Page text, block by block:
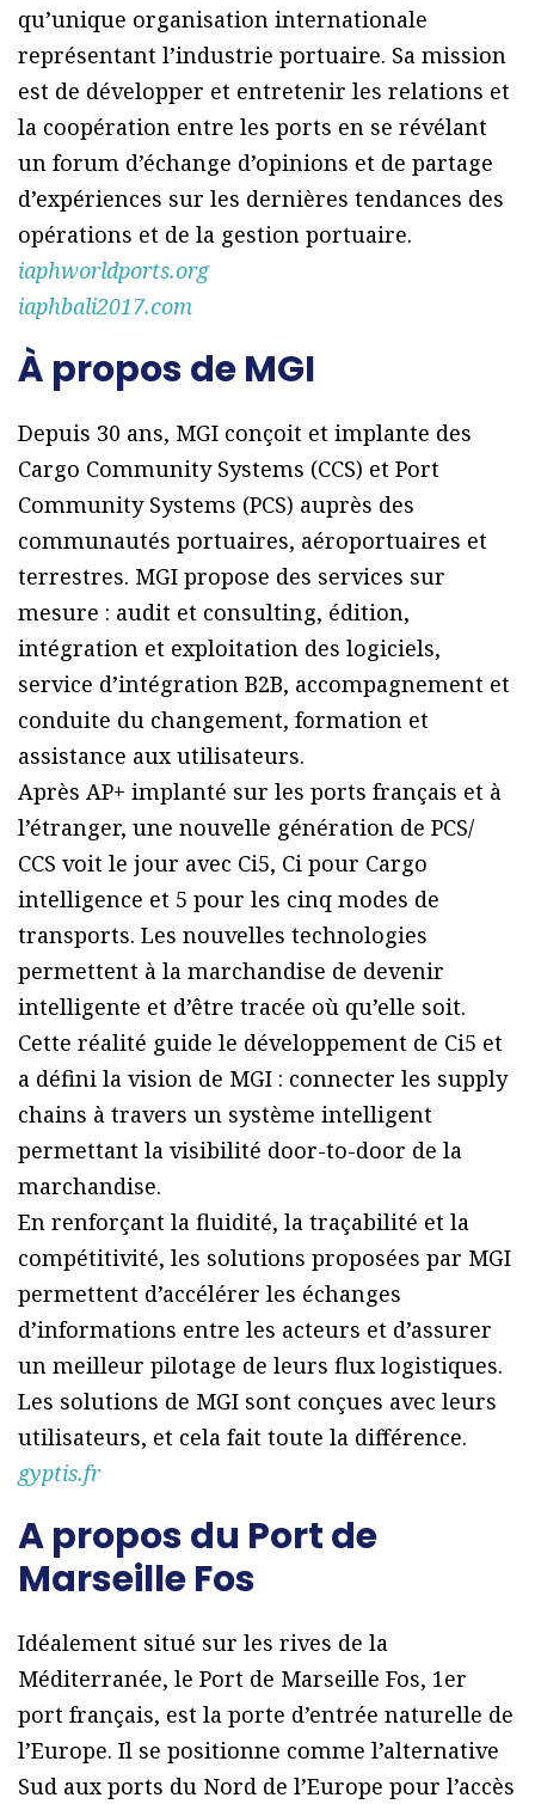
qu’unique organisation internationale
représentant l’industrie portuaire. Sa mission
est de développer et entretenir les relations et
la coopération entre les ports en se révélant
un forum d’échange d’opinions et de partage
d’expériences sur les dernières tendances des
opérations et de la gestion portuaire.
iaphworldports.org
iaphbali2017.com
À propos de MGI
Depuis 30 ans, MGI conçoit et implante des
Cargo Community Systems (CCS) et Port
Community Systems (PCS) auprès des
communautés portuaires, aéroportuaires et
terrestres. MGI propose des services sur
mesure : audit et consulting, édition,
intégration et exploitation des logiciels,
service d’intégration B2B, accompagnement et
conduite du changement, formation et
assistance aux utilisateurs.
Après AP+ implanté sur les ports français et à
l’étranger, une nouvelle génération de PCS/
CCS voit le jour avec Ci5, Ci pour Cargo
intelligence et 5 pour les cinq modes de
transports. Les nouvelles technologies
permettent à la marchandise de devenir
intelligente et d’être tracée où qu’elle soit.
Cette réalité guide le développement de Ci5 et
a défini la vision de MGI : connecter les supply
chains à travers un système intelligent
permettant la visibilité door-to-door de la
marchandise.
En renforçant la fluidité, la traçabilité et la
compétitivité, les solutions proposées par MGI
permettent d’accélérer les échanges
d’informations entre les acteurs et d’assurer
un meilleur pilotage de leurs flux logistiques.
Les solutions de MGI sont conçues avec leurs
utilisateurs, et cela fait toute la différence.
gyptis.fr
A propos du Port de
Marseille Fos
Idéalement situé sur les rives de la
Méditerranée, le Port de Marseille Fos, 1er
port français, est la porte d’entrée naturelle de
l’Europe. Il se positionne comme l’alternative
Sud aux ports du Nord de l’Europe pour l’accès